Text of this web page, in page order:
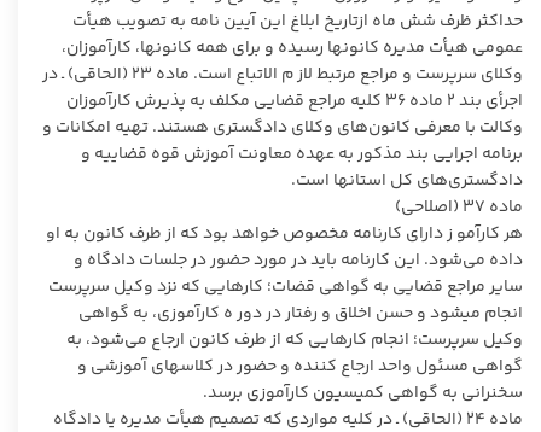
حداکثر ظرف شش ماه ازتاریخ ابلاغ این آیین نامه به تصویب هیأت
عمومی هیأت مدیره کانونها رسیده و برای همه کانونها، کارآموزان،
وکلای سرپرست و مراجع مرتبط لاز م الاتباع است. ماده ۲۳ (الحاقی) ـ در
اجرأی بند ۲ ماده ۳۶ کلیه مراجع قضایی مکلف به پذیرش کارآموزان
وکالت با معرفی کانون‌های وکلای دادگستری هستند. تهیه امکانات و
برنامه اجرایی بند مذکور به عهده معاونت آموزش قوه قضاییه و
دادگستری‌های کل استانها است.
ماده ۳۷ (اصلاحی)
هر کارآمو ز دارای کارنامه مخصوص خواهد بود که از طرف کانون به او
داده می‌شود. این کارنامه باید در مورد حضور در جلسات دادگاه و
سایر مراجع قضایی به گواهی قضات؛ کارهایی که نزد وکیل سرپرست
انجام میشود و حسن اخلاق و رفتار در دور ه کارآموزی، به گواهی
وکیل سرپرست؛ انجام کارهایی که از طرف کانون ارجاع می‌شود، به
گواهی مسئول واحد ارجاع کننده و حضور در کلاسهای آموزشی و
سخنرانی به گواهی کمیسیون کارآموزی برسد.
ماده ۲۴ (الحاقی) ـ در کلیه مواردی که تصمیم هیأت مدیره یا دادگاه